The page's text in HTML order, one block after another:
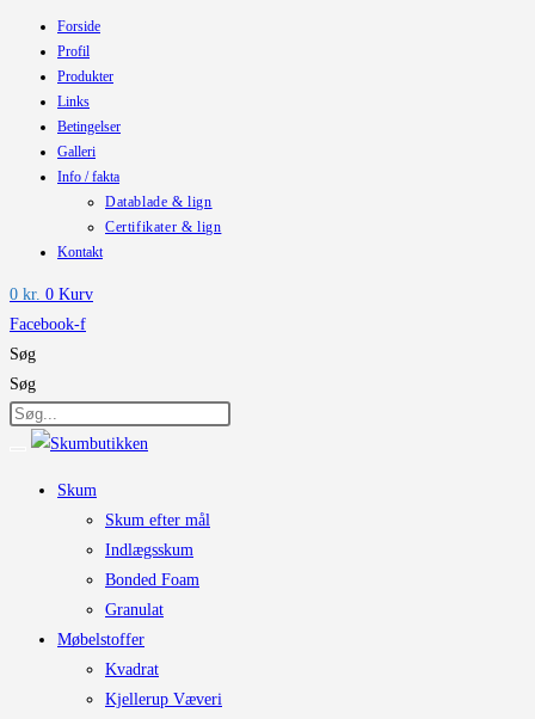
Forside
Profil
Produkter
Links
Betingelser
Galleri
Info / fakta
Datablade & lign
Certifikater & lign
Kontakt
0 kr. 0 Kurv
Facebook-f
Søg
Søg
Skum
Skum efter mål
Indlægsskum
Bonded Foam
Granulat
Møbelstoffer
Kvadrat
Kjellerup Væveri